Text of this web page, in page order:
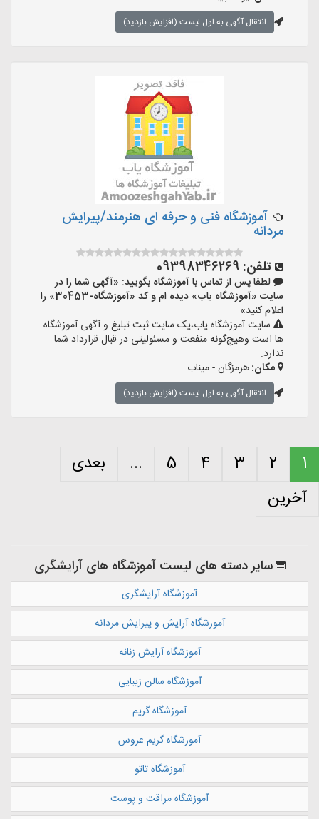
انتقال آگهی به اول لیست (افزایش بازدید)
آموزشگاه فنی و حرفه ای هنرمند/پیرایش
تلفن:09398346269
لطفا پس از تماس با آموزشگاه بگویید: «آگهی شما را در
سایت «آموزشگاه یاب» دیده ام و کد «آموزشگاه-30453» را
اعلام کنید»
سایت آموزشگاه یاب،یک سایت ثبت تبلیغ و آگهی آموزشگاه
ها است وهیچ‌گونه منفعت و مسئولیتی در قبال قرارداد شما
مکان:هرمزگان - میناب
انتقال آگهی به اول لیست (افزایش بازدید)
2
3
4
5
...
بعدی
سایر دسته های لیست آموزشگاه های آرایشگری
آموزشگاه آرایشگری
آموزشگاه آرایش و پیرایش مردانه
آموزشگاه آرایش زنانه
آموزشگاه سالن زیبایی
آموزشگاه گریم
آموزشگاه گریم عروس
آموزشگاه تاتو
آموزشگاه مراقت و پوست